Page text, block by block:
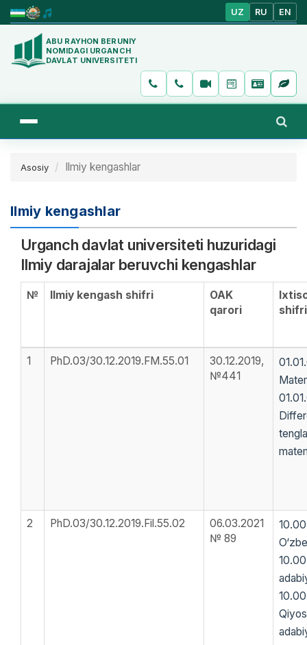
UZ RU EN
ABU RAYHON BERUNIY
NOMIDAGI URGANCH
DAVLAT UNIVERSITETI
Asosiy Ilmiy kengashlar
Ilmiy kengashlar
Urganch davlat universiteti huzuridagi
Ilmiy darajalar beruvchi kengashlar
№ Ilmiy kengash shifri
OAK
qarori
1 PhD.03/30.12.2019.FM.55.01
30.12.2019,
№441
2 PhD.03/30.12.2019.Fil.55.02
06.03.2021
№ 89